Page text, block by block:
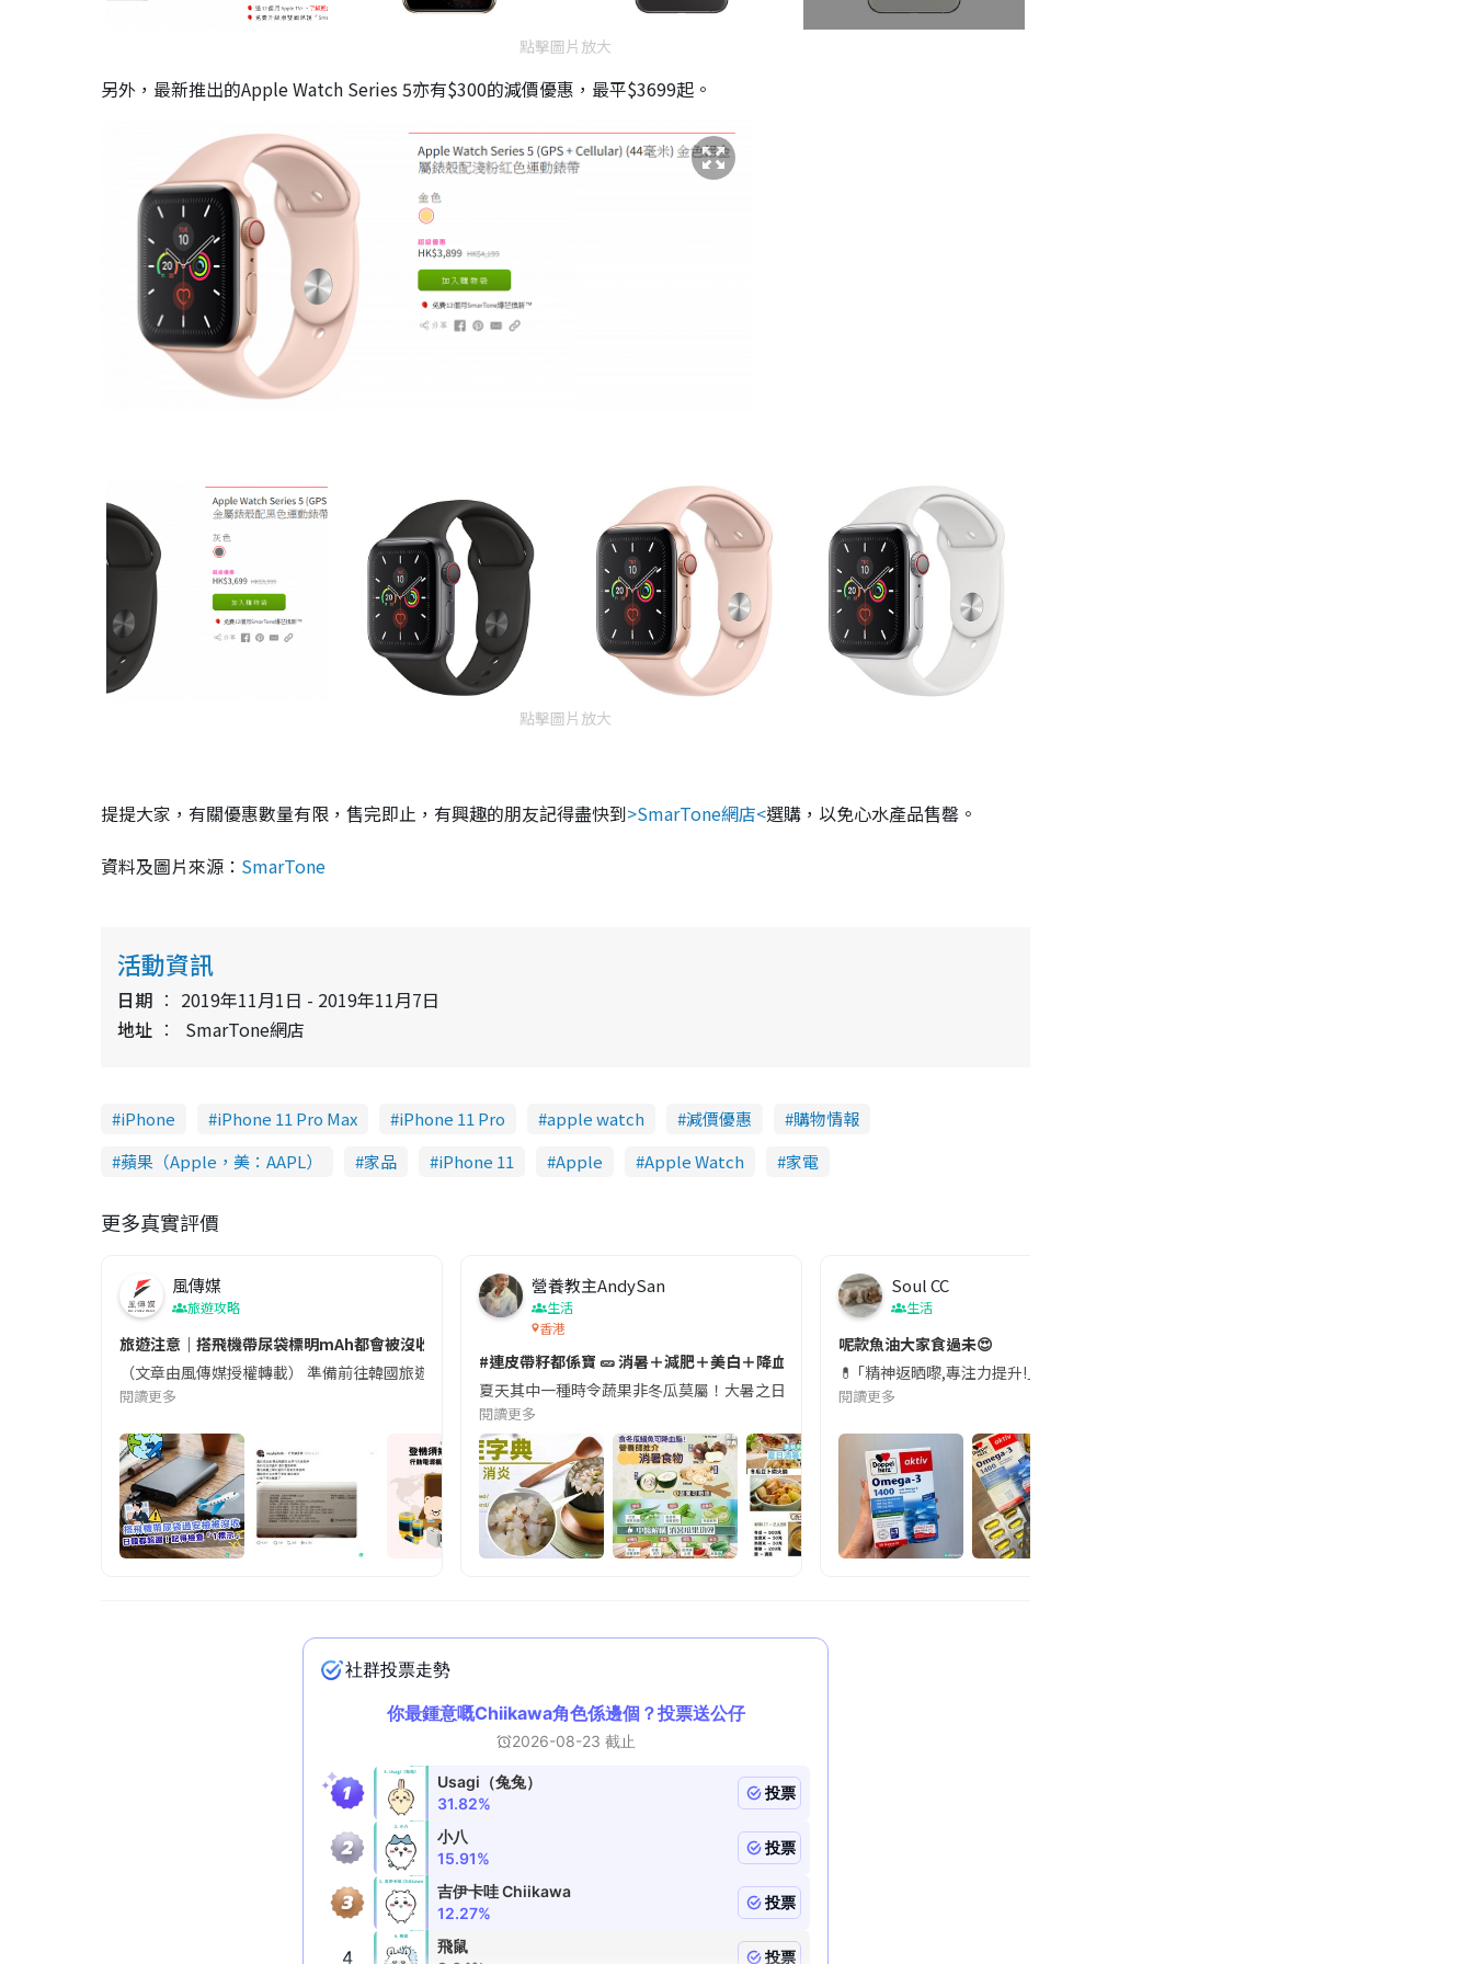
點擊圖片放大
另外，最新推出的Apple Watch Series 5亦有$300的減價優惠，最平$3699起。
點擊圖片放大
提提大家，有關優惠數量有限，售完即止，有興趣的朋友記得盡快到>SmarTone網店<選購，以免心水產品售罄。
資料及圖片來源： SmarTone
活動資訊
日期
2019年11月1日 - 2019年11月7日
地址
SmarTone網店
iPhone iPhone 11 Pro Max iPhone 11 Pro apple watch 減價優惠
購物情報
蘋果（Apple，美：AAPL）
家品 iPhone 11 Apple Apple Watch 家電
更多真實評價
風傳媒
旅遊攻略
旅遊注意｜搭飛機帶尿袋標明mAh都會被沒收😱出發前切記檢查「1標示」🚨
（文章由風傳媒授權轉載） 準備前往韓國旅遊的民眾，近期要特別留意隨身行李中的行動電源。一名旅客日前在機場安檢時，明明攜帶的行動電源機身已標示「10000mAh」，卻仍被要求當場
閱讀更多
營養教主AndySan
生活
香港
#連皮帶籽都係寶 🥒 消暑＋減肥＋美白＋降血脂
夏天其中一種時令蔬果非冬瓜莫屬！大暑之日，點都要飲碗冬瓜湯消暑解渴！除了解暑，冬瓜仲有好多鮮為人知嘅好處：減肥、消水腫、降血
閱讀更多
Soul CC
生活
呢款魚油大家食過未😍
💊 ｢精神返晒嚟,專注力提升!｣ 長時間對住電腦､剪片寫稿,成日覺得眼睛乾澀､腦袋好似｢斷
閱讀更多